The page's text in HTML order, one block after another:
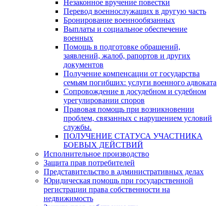
Незаконное вручение повестки
Перевод военнослужащих в другую часть
Бронирование военнообязанных
Выплаты и социальное обеспечение
военных
Помощь в подготовке обращений,
заявлений, жалоб, рапортов и других
документов
Получение компенсации от государства
семьям погибших: услуги военного адвоката
Сопровождение в досудебном и судебном
урегулировании споров
Правовая помощь при возникновении
проблем, связанных с нарушением условий
службы.
ПОЛУЧЕНИЕ СТАТУСА УЧАСТНИКА
БОЕВЫХ ДЕЙСТВИЙ
Исполнительное производство
Защита прав потребителей
Представительство в административных делах
Юридическая помощь при государственной
регистрации права собственности на
недвижимость